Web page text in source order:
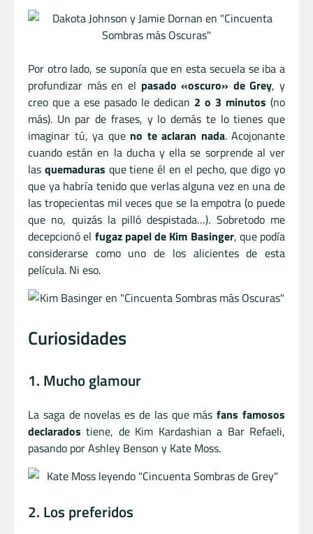
Por otro lado, se suponía que en esta secuela se iba a
profundizar más en el pasado «oscuro» de Grey, y
creo que a ese pasado le dedican 2 o 3 minutos (no
más). Un par de frases, y lo demás te lo tienes que
imaginar tú, ya que no te aclaran nada. Acojonante
cuando están en la ducha y ella se sorprende al ver
las quemaduras que tiene él en el pecho, que digo yo
que ya habría tenido que verlas alguna vez en una de
las tropecientas mil veces que se la empotra (o puede
que no, quizás la pilló despistada…). Sobretodo me
decepcionó el fugaz papel de Kim Basinger, que podía
considerarse como uno de los alicientes de esta
película. Ni eso.
Curiosidades
1. Mucho glamour
La saga de novelas es de las que másfans famosos
declarados tiene, de Kim Kardashian a Bar Refaeli,
pasando por Ashley Benson y Kate Moss.
2. Los preferidos